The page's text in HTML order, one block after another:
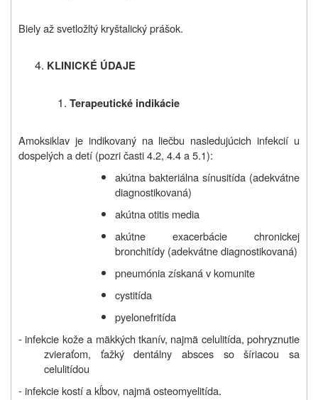
Biely až svetložltý kryštalický prášok.
KLINICKÉ ÚDAJE
Terapeutické indikácie
Amoksiklav je indikovaný na liečbu nasledujúcich infekcií u
dospelých a detí (pozri časti 4.2, 4.4 a 5.1):
akútna bakteriálna sínusitída (adekvátne
diagnostikovaná)
akútna otitis media
akútne exacerbácie chronickej
bronchitídy (adekvátne diagnostikovaná)
pneumónia získaná v komunite
cystitída
pyelonefritída
- infekcie kože a mäkkých tkanív, najmä celulitída, pohryznutie
zvieraťom, ťažký dentálny absces so šíriacou sa
celulitídou
- infekcie kostí a kĺbov, najmä osteomyelitída.